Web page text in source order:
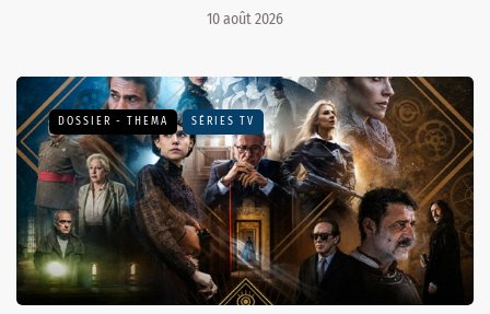
10 août 2026
DOSSIER - THEMA SÉRIES TV